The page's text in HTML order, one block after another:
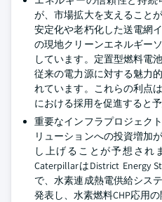
が、市場拡大を支えること
安定化や老朽化した送電網
の現地クリーンエネルギー
しています。定置型燃料電
従来の電力源に対する魅力
れています。これらの利点
における採用を促進すると予
重要なインフラプロジェク
リューションへの投資増加
し上げることが予想され
CaterpillarはDistrict Energy
で、水素連成熱電供給シス
発表し、水素燃料CHP応用の